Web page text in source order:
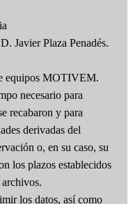
Javier Plaza Penadés.
equipos MOTIVEM.
necesario para
recabaron y para
derivadas del
o, en su caso, su
los plazos establecidos
los datos, así como